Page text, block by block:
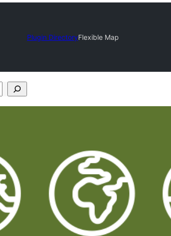
Plugin DirectoryFlexible Map